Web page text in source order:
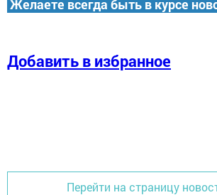
Желаете всегда быть в курсе
Добавить в избранное
Перейти на страницу